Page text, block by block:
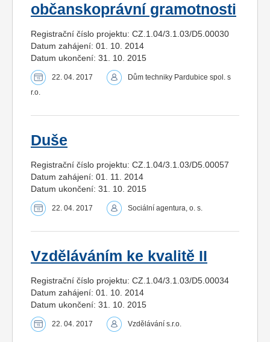
občanskoprávní gramotnosti
Registrační číslo projektu: CZ.1.04/3.1.03/D5.00030
Datum zahájení: 01. 10. 2014
Datum ukončení: 31. 10. 2015
22. 04. 2017
Dům techniky Pardubice spol. s
r.o.
Duše
Registrační číslo projektu: CZ.1.04/3.1.03/D5.00057
Datum zahájení: 01. 11. 2014
Datum ukončení: 31. 10. 2015
22. 04. 2017 Sociální agentura, o. s.
Vzděláváním ke kvalitě II
Registrační číslo projektu: CZ.1.04/3.1.03/D5.00034
Datum zahájení: 01. 10. 2014
Datum ukončení: 31. 10. 2015
22. 04. 2017 Vzdělávání s.r.o.